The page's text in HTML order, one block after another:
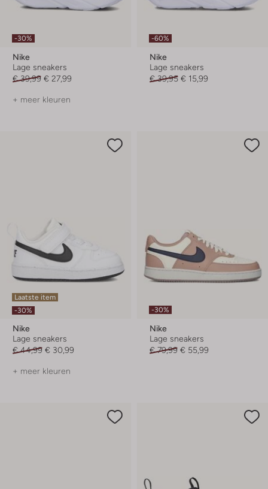
-30%
Nike
Lage sneakers
€ 39,99 € 27,99
+ meer kleuren
-60%
Nike
Lage sneakers
€ 39,95 € 15,99
Laatste item
-30%
Nike
Lage sneakers
€ 44,99 € 30,99
+ meer kleuren
-30%
Nike
Lage sneakers
€ 79,99 € 55,99